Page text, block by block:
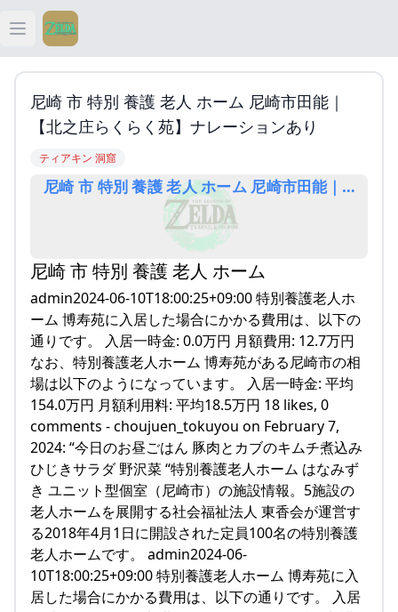
Open main menu
ティアキン
ティアキン 祠
ティアキン 攻略
尼崎 市 特別 養護 老人 ホーム 尼崎市田能｜
【北之庄らくらく苑】ナレーションあり
ティアキン 洞窟
尼崎 市 特別 養護 老人 ホーム 尼崎市田能｜【北之
尼崎 市 特別 養護 老人 ホーム
admin2024-06-10T18:00:25+09:00 特別養護老人ホ
ーム 博寿苑に入居した場合にかかる費用は、以下の
通りです。 入居一時金: 0.0万円 月額費用: 12.7万円
なお、特別養護老人ホーム 博寿苑がある尼崎市の相
場は以下のようになっています。 入居一時金: 平均
154.0万円 月額利用料: 平均18.5万円 18 likes, 0
comments - choujuen_tokuyou on February 7,
2024: “今日のお昼ごはん 豚肉とカブのキムチ煮込み
ひじきサラダ 野沢菜 “特別養護老人ホーム はなみず
き ユニット型個室（尼崎市）の施設情報。5施設の
老人ホームを展開する社会福祉法人 東香会が運営す
る2018年4月1日に開設された定員100名の特別養護
老人ホームです。 admin2024-06-
10T18:00:25+09:00 特別養護老人ホーム 博寿苑に入
居した場合にかかる費用は、以下の通りです。 入居